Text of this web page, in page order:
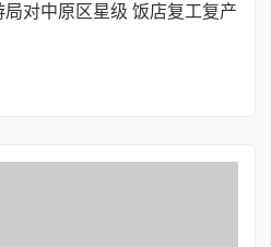
对中原区星级 饭店复工复产